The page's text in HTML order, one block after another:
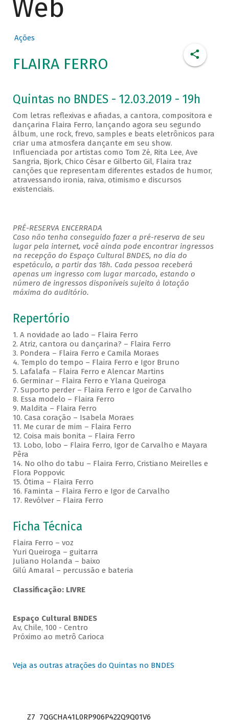
Web
Ações
FLAIRA FERRO
Quintas no BNDES - 12.03.2019 - 19h
Com letras reflexivas e afiadas, a cantora, compositora e
dançarina Flaira Ferro, lançando agora seu segundo
álbum, une rock, frevo, samples e beats eletrônicos para
criar uma atmosfera dançante em seu show.
Influenciada por artistas como Tom Zé, Rita Lee, Ave
Sangria, Bjork, Chico César e Gilberto Gil, Flaira traz
canções que representam diferentes estados de humor,
atravessando ironia, raiva, otimismo e discursos
existenciais.
PRÉ-RESERVA ENCERRADA
Caso não tenha conseguido fazer a pré-reserva de seu
lugar pela internet, você ainda pode encontrar ingressos
na recepção do Espaço Cultural BNDES, no dia do
espetáculo, a partir das 18h. Cada pessoa receberá
apenas um ingresso com lugar marcado, estando o
número de ingressos disponíveis sujeito à lotação
máxima do auditório.
Repertório
1. A novidade ao lado – Flaira Ferro
2. Atriz, cantora ou dançarina? – Flaira Ferro
3. Pondera – Flaira Ferro e Camila Moraes
4. Templo do tempo – Flaira Ferro e Igor Bruno
5. Lafalafa – Flaira Ferro e Alencar Martins
6. Germinar – Flaira Ferro e Ylana Queiroga
7. Suporto perder – Flaira Ferro e Igor de Carvalho
8. Essa modelo – Flaira Ferro
9. Maldita – Flaira Ferro
10. Casa coração – Isabela Moraes
11. Me curar de mim – Flaira Ferro
12. Coisa mais bonita – Flaira Ferro
13. Lobo, lobo – Flaira Ferro, Igor de Carvalho e Mayara
Pêra
14. No olho do tabu – Flaira Ferro, Cristiano Meirelles e
Flora Poppovic
15. Ótima – Flaira Ferro
16. Faminta – Flaira Ferro e Igor de Carvalho
17. Revólver – Flaira Ferro
Ficha Técnica
Flaira Ferro – voz
Yuri Queiroga – guitarra
Juliano Holanda – baixo
Gilú Amaral – percussão e bateria
Classificação: LIVRE
Espaço Cultural BNDES
Av, Chile, 100 - Centro
Próximo ao metrô Carioca
Veja as outras atrações do Quintas no BNDES
Z7_7QGCHA41L0RP906P422Q9Q01V6